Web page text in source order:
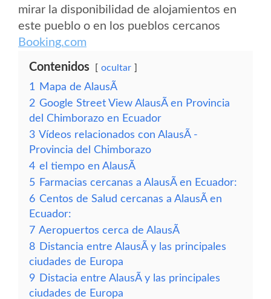
mirar la disponibilidad de alojamientos en
este pueblo o en los pueblos cercanos
Booking.com
Contenidos ocultar
1
Mapa de AlausÃ­
2 Google Street View AlausÃ­ en Provincia
del Chimborazo en Ecuador
3 Vídeos relacionados con AlausÃ­ -
Provincia del Chimborazo
4 el tiempo en AlausÃ­
5 Farmacias cercanas a AlausÃ­ en Ecuador:
6 Centos de Salud cercanas a AlausÃ­ en
Ecuador:
7 Aeropuertos cerca de AlausÃ­
8 Distancia entre AlausÃ­ y las principales
ciudades de Europa
9 Distacia entre AlausÃ­ y las principales
ciudades de Europa